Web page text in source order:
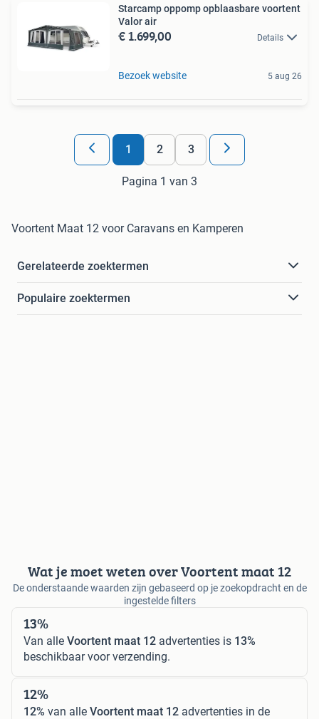
Starcamp oppomp opblaasbare voortent
Valor air
€ 1.699,00 Details
Bezoek website 5 aug 26
1 2 3
Pagina 1 van 3
Voortent Maat 12 voor Caravans en Kamperen
Gerelateerde zoektermen
Populaire zoektermen
Wat je moet weten over Voortent maat 12
De onderstaande waarden zijn gebaseerd op je zoekopdracht en de
ingestelde filters
13%
Van alle Voortent maat 12 advertenties is 13%
beschikbaar voor verzending.
12%
12% van alle Voortent maat 12 advertenties in de